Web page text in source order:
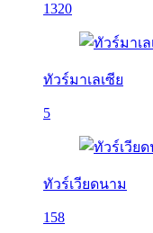
1320
ทัวร์มาเลเซีย
5
ทัวร์เวียดนาม
158